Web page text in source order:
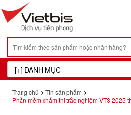
Trang chủ
Tin sản phẩm
Phần mềm chấm thi trắc nghiệm VTS 2025